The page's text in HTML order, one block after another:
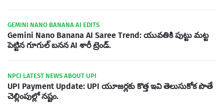
GEMINI NANO BANANA AI EDITS
Gemini Nano Banana AI Saree Trend: యువతికి పుట్టు మట్ట
పెట్టిన గూగుల్ బనన AI శారీ ట్రెండ్.
NPCI LATEST NEWS ABOUT UPI
UPI Payment Update: UPI యూజర్లకు కొత్త ఇవి తెలుసుకోక పొతే
చెల్లింపుల్లో నష్టం.